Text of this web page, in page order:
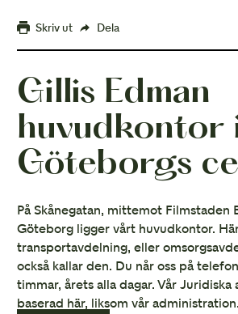
Skriv ut Dela
Gillis Edman
huvudkontor
Göteborgs
På Skånegatan, mittemot Filmstaden
Göteborg ligger vårt huvudkontor.
transportavdelning, eller
också kallar den. Du når oss på
timmar, årets alla dagar. Vår Juridiska
baserad här, liksom vår administration.